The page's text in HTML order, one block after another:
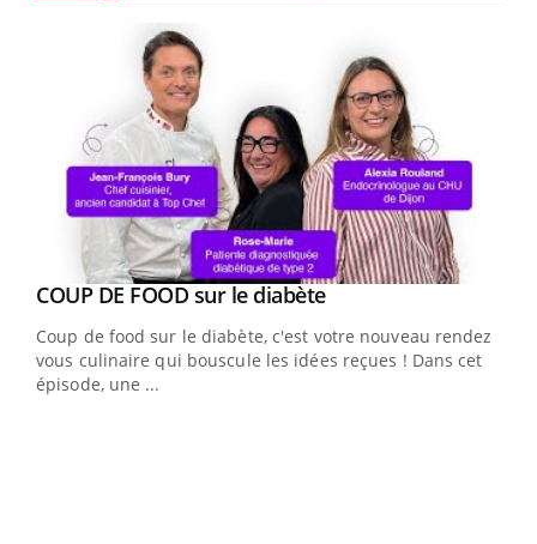
Youtube
COUP DE FOOD sur le diabèteYoutube
Coup de food sur le diabète, c'est votre nouveau rendez-
vous culinaire qui bouscule les idées reçues ! Dans cet
épisode, une ...